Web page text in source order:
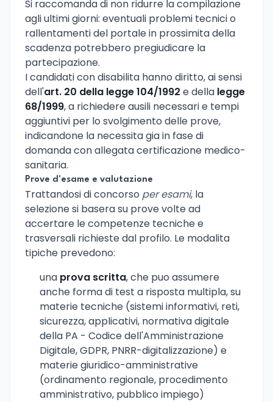
Si raccomanda di non ridurre la compilazione
agli ultimi giorni: eventuali problemi tecnici o
rallentamenti del portale in prossimita della
scadenza potrebbero pregiudicare la
partecipazione.
I candidati con disabilita hanno diritto, ai sensi
dell'art. 20 della legge 104/1992 e della legge
68/1999, a richiedere ausili necessari e tempi
aggiuntivi per lo svolgimento delle prove,
indicandone la necessita gia in fase di
domanda con allegata certificazione medico-
sanitaria.
Prove d'esame e valutazione
Trattandosi di concorso per esami, la
selezione si basera su prove volte ad
accertare le competenze tecniche e
trasversali richieste dal profilo. Le modalita
tipiche prevedono:
una prova scritta, che puo assumere
anche forma di test a risposta multipla, su
materie tecniche (sistemi informativi, reti,
sicurezza, applicativi, normativa digitale
della PA - Codice dell'Amministrazione
Digitale, GDPR, PNRR-digitalizzazione) e
materie giuridico-amministrative
(ordinamento regionale, procedimento
amministrativo, pubblico impiego)